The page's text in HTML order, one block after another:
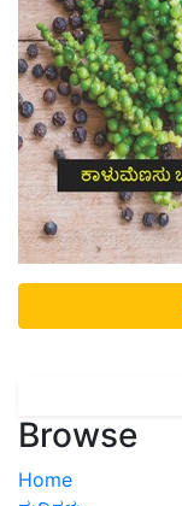
Browse
Home